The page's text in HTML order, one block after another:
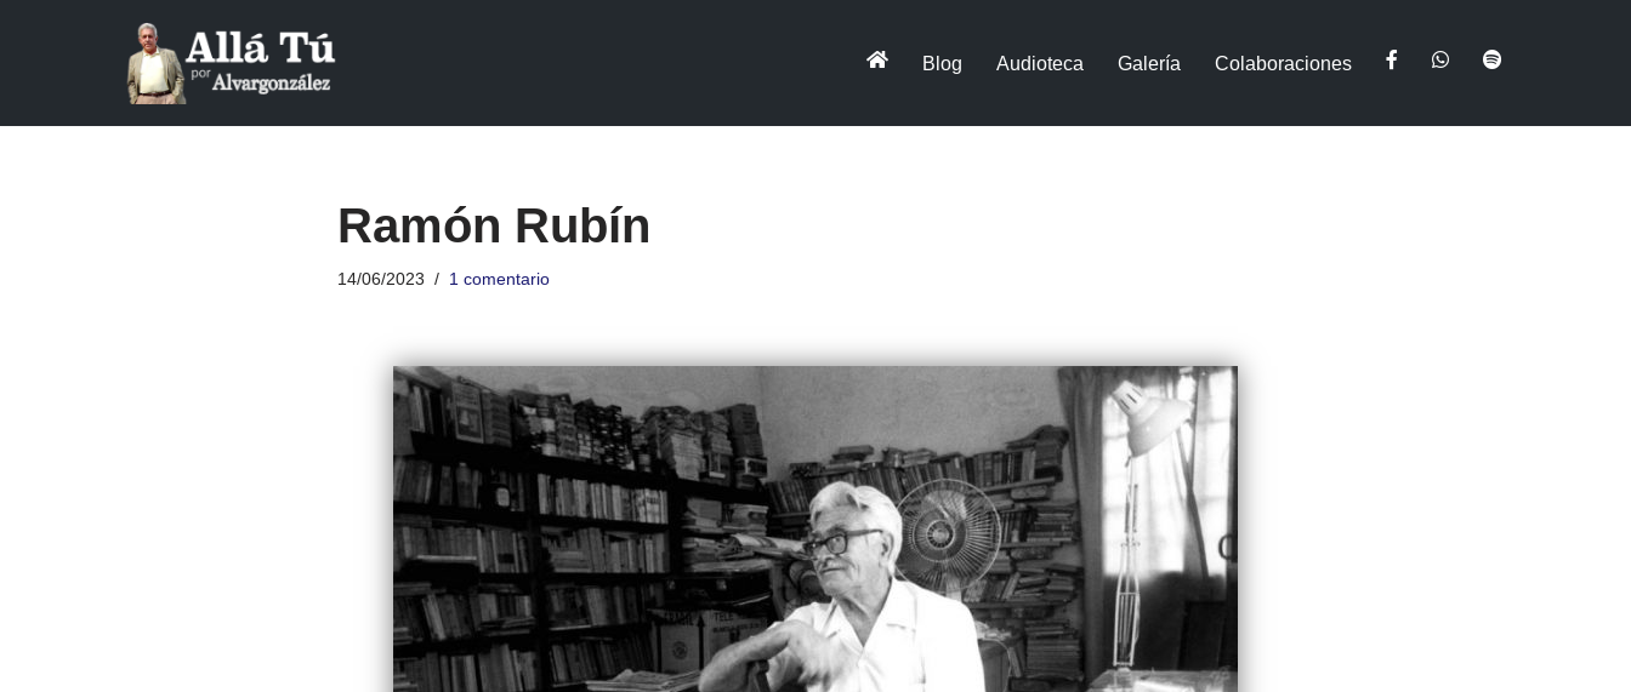
contenido
Blog Audioteca Galería Colaboraciones
Ramón Rubín
14/06/2023 1 comentario